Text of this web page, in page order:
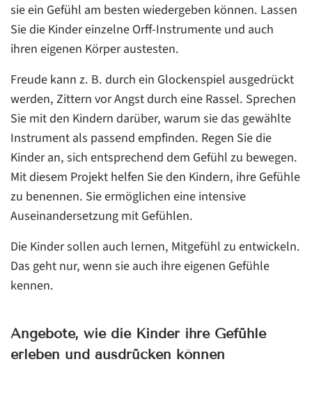
sie ein Gefühl am besten wiedergeben können. Lassen
Sie die Kinder einzelne Orff-Instrumente und auch
ihren eigenen Körper austesten.
Freude kann z. B. durch ein Glockenspiel ausgedrückt
werden, Zittern vor Angst durch eine Rassel. Sprechen
Sie mit den Kindern darüber, warum sie das gewählte
Instrument als passend empfinden. Regen Sie die
Kinder an, sich entsprechend dem Gefühl zu bewegen.
Mit diesem Projekt helfen Sie den Kindern, ihre Gefühle
zu benennen. Sie ermöglichen eine intensive
Auseinandersetzung mit Gefühlen.
Die Kinder sollen auch lernen, Mitgefühl zu entwickeln.
Das geht nur, wenn sie auch ihre eigenen Gefühle
kennen.
Angebote, wie die Kinder ihre Gefühle
erleben und ausdrücken können